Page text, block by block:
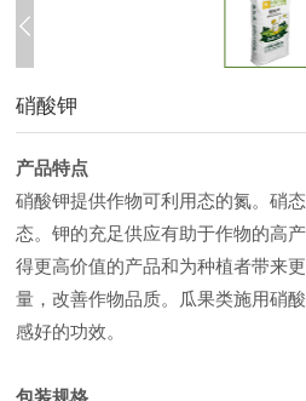
硝酸钾
产品特点
硝酸钾提供作物可利用态的氮。硝
态。钾的充足供应有助于作物的高
得更高价值的产品和为种植者带来
量，改善作物品质。瓜果类施用硝
感好的功效。